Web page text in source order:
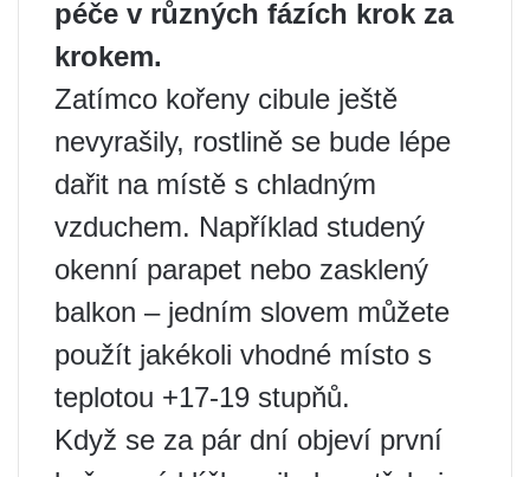
péče v různých fázích krok za
krokem.
Zatímco kořeny cibule ještě
nevyrašily, rostlině se bude lépe
dařit na místě s chladným
vzduchem. Například studený
okenní parapet nebo zasklený
balkon – jedním slovem můžete
použít jakékoli vhodné místo s
teplotou +17-19 stupňů.
Když se za pár dní objeví první